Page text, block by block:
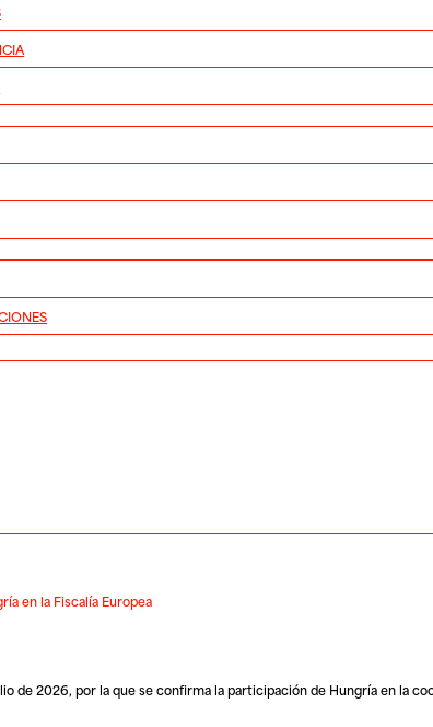
en la Fiscalía Europea
de 2026, por la que se confirma la participación de Hungría en la